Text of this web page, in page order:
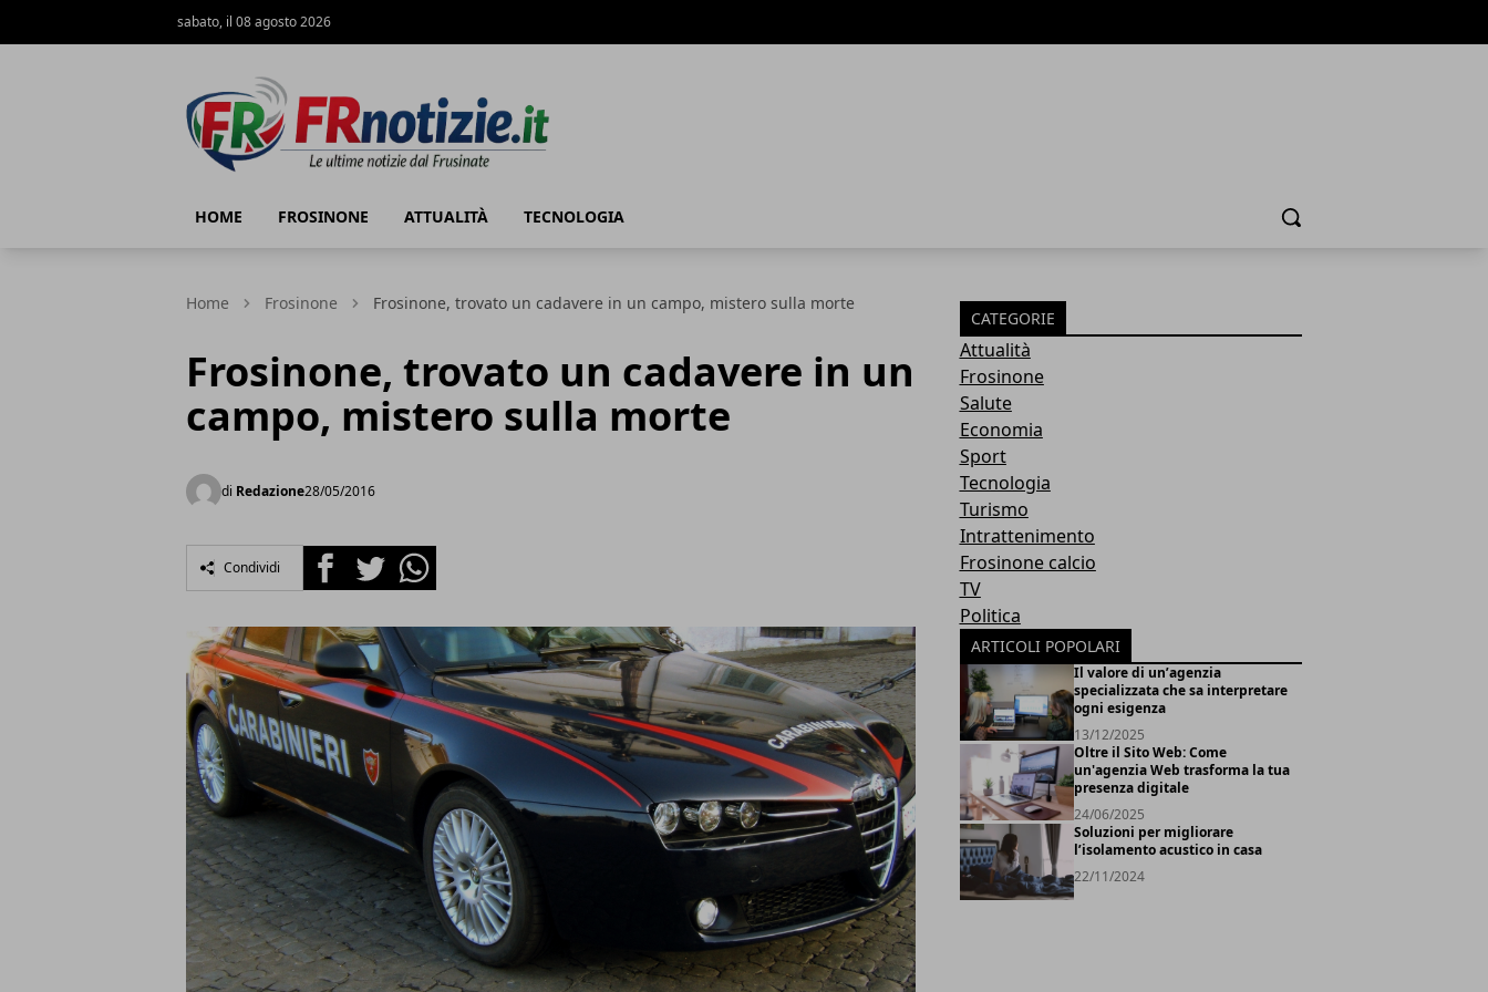
sabato, il 08 agosto 2026
HOME FROSINONE ATTUALITÀ TECNOLOGIA Cerca
Home Frosinone Frosinone, trovato un cadavere in un campo, mistero sulla morte
Frosinone, trovato un cadavere in un
campo, mistero sulla morte
di Redazione28/05/2016
Condividi FacebookTwitterWhatsapp
CATEGORIE
Attualità
Frosinone
Salute
Economia
Sport
Tecnologia
Turismo
Intrattenimento
Frosinone calcio
TV
Politica
ARTICOLI POPOLARI
Il valore di un’agenzia
specializzata che sa interpretare
ogni esigenza
13/12/2025
Oltre il Sito Web: Come
un'agenzia Web trasforma la tua
presenza digitale
24/06/2025
Soluzioni per migliorare
l’isolamento acustico in casa
22/11/2024